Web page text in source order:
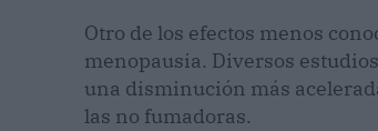
Otro de los efectos menos
menopausia. Diversos
una disminución más
las no fumadoras.